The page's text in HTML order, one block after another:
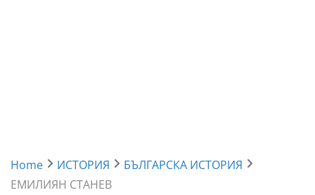
Home ИСТОРИЯ
БЪЛГАРСКА ИСТОРИЯ
ЕМИЛИЯН СТАНЕВ